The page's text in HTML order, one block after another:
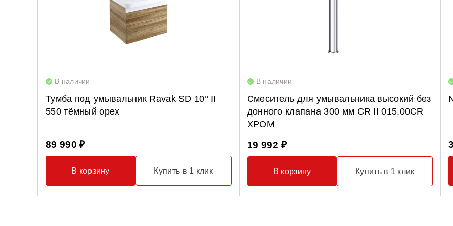
В наличии
Тумба под умывальник Ravak SD 10° II
550 тёмный орех
89 990 ₽
В корзину Купить в 1 клик
В наличии
Смеситель для умывальника высокий без
донного клапана 300 мм CR II 015.00CR
ХРОМ
19 992 ₽
В корзину Купить в 1 клик